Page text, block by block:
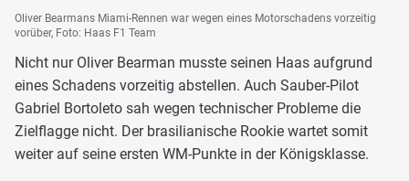
Oliver Bearmans Miami-Rennen war wegen eines Motorschadens vorzeitig
vorüber, Foto: Haas F1 Team
Nicht nur Oliver Bearman musste seinen Haas aufgrund
eines Schadens vorzeitig abstellen. Auch Sauber-Pilot
Gabriel Bortoleto sah wegen technischer Probleme die
Zielflagge nicht. Der brasilianische Rookie wartet somit
weiter auf seine ersten WM-Punkte in der Königsklasse.